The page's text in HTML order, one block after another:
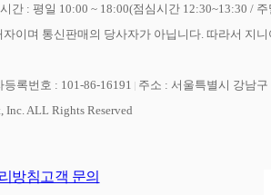
간 : 평일 10:00 ~ 18:00(점심시간 12:30~13:30 /
이며 통신판매의 당사자가 아닙니다. 따라서 지
등록번호 : 101-86-16191
주소 : 서울특별시 강남
ALL Rights Reserved
방침고객 문의